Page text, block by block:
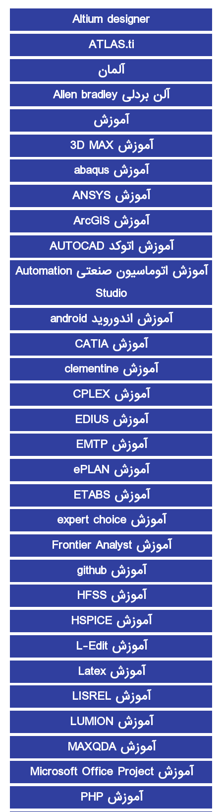
Altium designer
ATLAS.ti
آلمان
آلن بردلی Allen bradley
آموزش
آموزش 3D MAX
آموزش abaqus
آموزش ANSYS
آموزش ArcGIS
آموزش اتوکد AUTOCAD
آموزش اتوماسیون صنعتی Automation
Studio
آموزش اندوروید android
آموزش CATIA
آموزش clementine
آموزش CPLEX
آموزش EDIUS
آموزش EMTP
آموزش ePLAN
آموزش ETABS
آموزش expert choice
آموزش Frontier Analyst
آموزش github
آموزش HFSS
آموزش HSPICE
آموزش L-Edit
آموزش Latex
آموزش LISREL
آموزش LUMION
آموزش MAXQDA
آموزش Microsoft Office Project
آموزش PHP